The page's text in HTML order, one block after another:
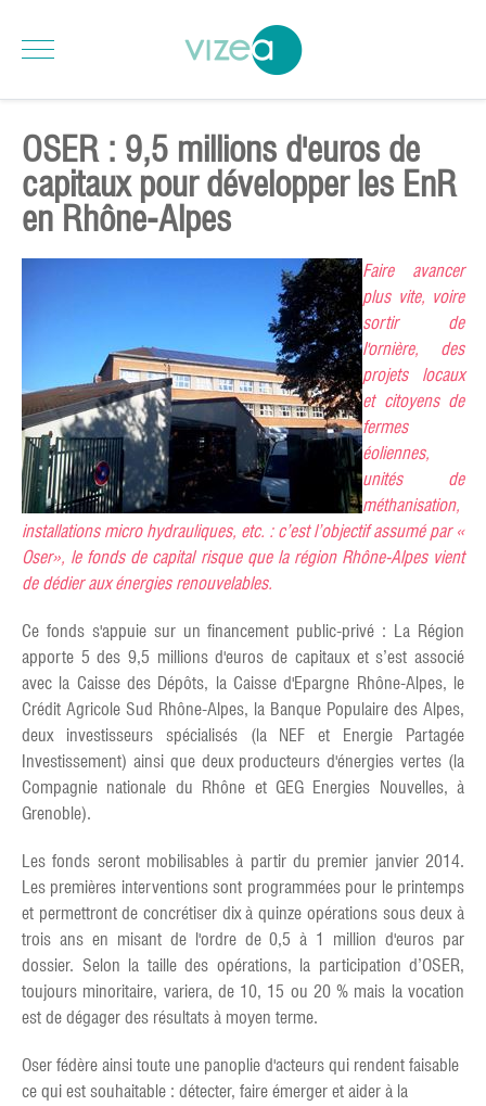
OSER : 9,5 millions d'euros de
capitaux pour développer les EnR
en Rhône-Alpes
Faire avancer
plus vite, voire
sortir de
l'ornière, des
projets locaux
et citoyens de
fermes
éoliennes,
unités de
méthanisation,
installations micro hydrauliques, etc. : c’est l’objectif assumé par «
Oser», le fonds de capital risque que la région Rhône-Alpes vient
de dédier aux énergies renouvelables.
Ce fonds s'appuie sur un financement public-privé : La Région
apporte 5 des 9,5 millions d'euros de capitaux et s’est associé
avec la Caisse des Dépôts, la Caisse d'Epargne Rhône-Alpes, le
Crédit Agricole Sud Rhône-Alpes, la Banque Populaire des Alpes,
deux investisseurs spécialisés (la NEF et Energie Partagée
Investissement) ainsi que deux producteurs d'énergies vertes (la
Compagnie nationale du Rhône et GEG Energies Nouvelles, à
Grenoble).
Les fonds seront mobilisables à partir du premier janvier 2014.
Les premières interventions sont programmées pour le printemps
et permettront de concrétiser dix à quinze opérations sous deux à
trois ans en misant de l'ordre de 0,5 à 1 million d'euros par
dossier. Selon la taille des opérations, la participation d’OSER,
toujours minoritaire, variera, de 10, 15 ou 20 % mais la vocation
est de dégager des résultats à moyen terme.
Oser fédère ainsi toute une panoplie d'acteurs qui rendent faisable
ce qui est souhaitable : détecter, faire émerger et aider à la